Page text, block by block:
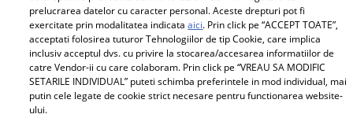
prelucrarea datelor cu caracter personal. Aceste drepturi pot fi
exercitate prin modalitatea indicataaici. Prin click pe “ACCEPT TOATE”,
acceptati folosirea tuturor Tehnologiilor de tip Cookie, care implica
inclusiv acceptul dvs. cu privire la stocarea/accesarea informatiilor de
catre Vendor-ii cu care colaboram. Prin click pe “VREAU SA MODIFIC
SETARILE INDIVIDUAL” puteti schimba preferintele in mod individual, mai
putin cele legate de cookie strict necesare pentru functionarea website-
ului.